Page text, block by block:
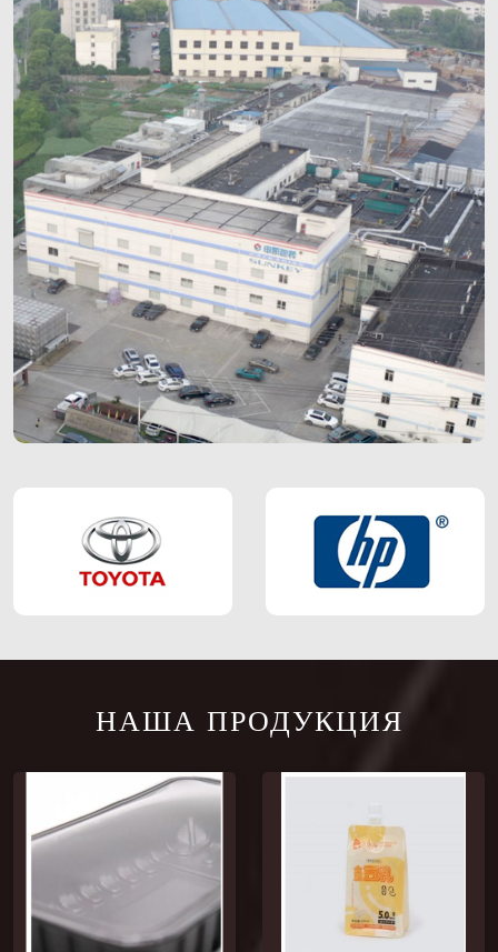
предоставляемыми Шэнькай Упаковка.
Оглядываясь на пройденный путь, можно сказать,
что развитие «Шэнькай» стало возможным
благодаря собственной лаборатории
исследовательского центра. Шэнькай совместно
с Цзяннаньским университетом создала Институт
композитной упаковки, что стало важным шагом
в инновационном развитии.
НАША ПРОДУКЦИЯ